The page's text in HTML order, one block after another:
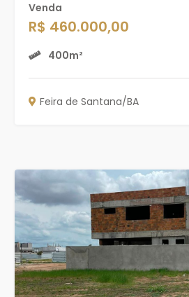
Venda
R$ 460.000,00
400m²
Feira de Santana/BA